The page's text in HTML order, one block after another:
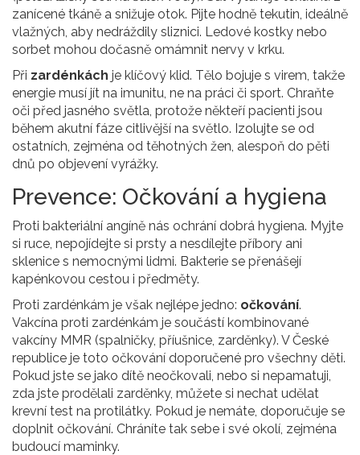
zanícené tkáně a snižuje otok. Pijte hodně tekutin, ideálně
vlažných, aby nedráždily sliznici. Ledové kostky nebo
sorbet mohou dočasně omámnit nervy v krku.
Při zardénkách je klíčový klid. Tělo bojuje s virem, takže
energie musí jít na imunitu, ne na práci či sport. Chraňte
oči před jasného světla, protože někteří pacienti jsou
během akutní fáze citlivější na světlo. Izolujte se od
ostatních, zejména od těhotných žen, alespoň do pěti
dnů po objevení vyrážky.
Prevence: Očkování a hygiena
Proti bakteriální angíně nás ochrání dobrá hygiena. Myjte
si ruce, nepojídejte si prsty a nesdílejte příbory ani
sklenice s nemocnými lidmi. Bakterie se přenášejí
kapénkovou cestou i předměty.
Proti zardénkám je však nejlépe jedno: očkování.
Vakcína proti zardénkám je součástí kombinované
vakcíny MMR (spalničky, příušnice, zarděnky). V České
republice je toto očkování doporučené pro všechny děti.
Pokud jste se jako dítě neočkovali, nebo si nepamatuji,
zda jste prodělali zarděnky, můžete si nechat udělat
krevní test na protilátky. Pokud je nemáte, doporučuje se
doplnit očkování. Chráníte tak sebe i své okolí, zejména
budoucí maminky.